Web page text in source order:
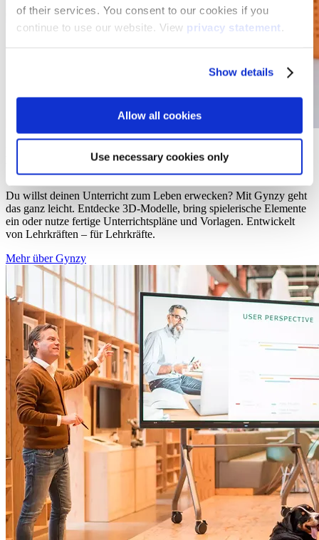
of their services. You consent to our cookies if you
continue to use our website. View privacy statement.
Show details
Allow all cookies
Use necessary cookies only
Lehrkräfte stärken. Schüler und Schülerinnen
Du willst deinen Unterricht zum Leben erwecken? Mit Gynzy geht
das ganz leicht. Entdecke 3D-Modelle, bring spielerische Elemente
ein oder nutze fertige Unterrichtspläne und Vorlagen. Entwickelt
von Lehrkräften – für Lehrkräfte.
Mehr über Gynzy